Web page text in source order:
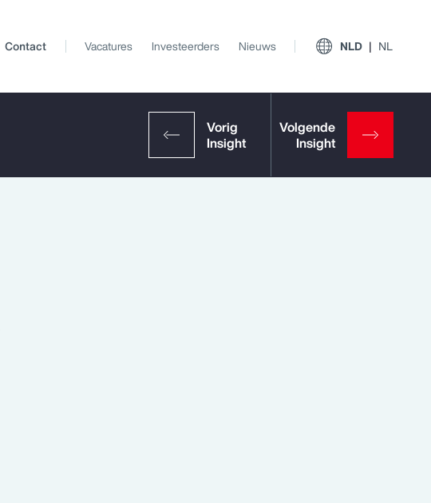
Contact Vacatures Investeerders Nieuws NLD NL